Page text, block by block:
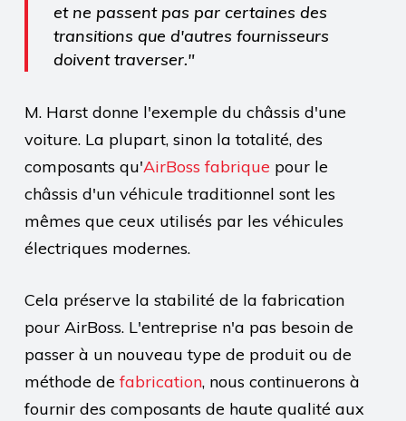
et ne passent pas par certaines des
transitions que d'autres fournisseurs
doivent traverser."
M. Harst donne l'exemple du châssis d'une
voiture. La plupart, sinon la totalité, des
composants qu'AirBoss fabrique pour le
châssis d'un véhicule traditionnel sont les
mêmes que ceux utilisés par les véhicules
électriques modernes.
Cela préserve la stabilité de la fabrication
pour AirBoss. L'entreprise n'a pas besoin de
passer à un nouveau type de produit ou de
méthode de fabrication, nous continuerons à
fournir des composants de haute qualité aux